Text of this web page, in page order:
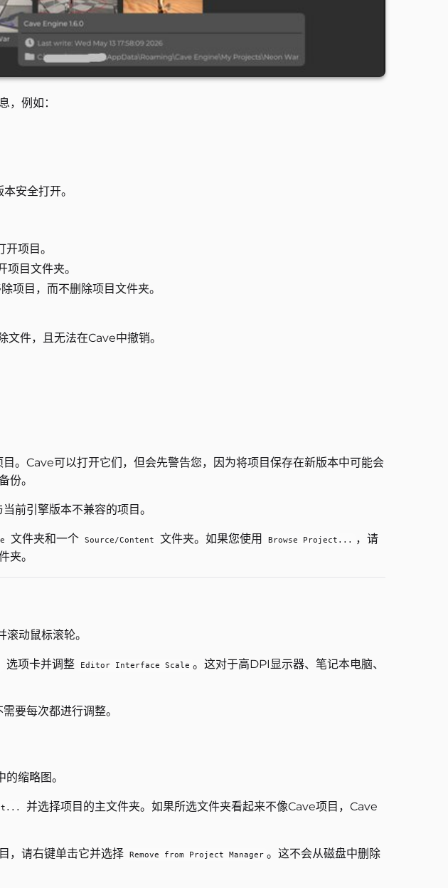
，例如：
安全打开。
项目。
项目文件夹。
项目，而不删除项目文件夹。
文件，且无法在Cave中撤销。
。Cave可以打开它们，但会先警告您，因为将项目保存在新版本中可能会
份。
前引擎版本不兼容的项目。
文件夹和一个 Source/Content 文件夹。如果您使用 Browse Project...
，请
夹。
滚动鼠标滚轮。
选项卡并调整 Editor Interface Scale 。这对于高DPI显示器、笔记本电脑、
要每次都进行调整。
的缩略图。
并选择项目的主文件夹。如果所选文件夹看起来不像Cave项目，Cave
，请右键单击它并选择 Remove from Project Manager 。这不会从磁盘中删除